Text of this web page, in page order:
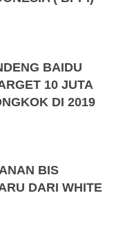
BAIDU
10 JUTA
DI 2019
BIS
DARI WHITE